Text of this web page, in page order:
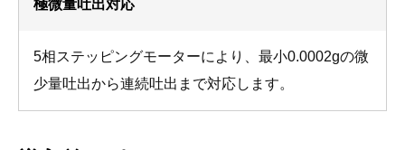
極微量吐出対応
5相ステッピングモーターにより、最小0.0002gの微
少量吐出から連続吐出まで対応します。